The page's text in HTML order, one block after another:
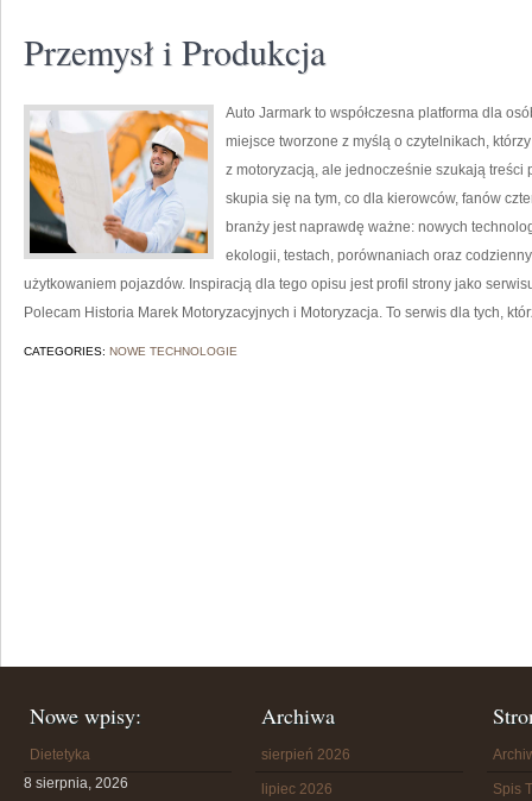
Przemysł i Produkcja
Auto Jarmark to współczesna platforma dla
miejsce tworzone z myślą o czytelnikach,
z motoryzacją, ale jednocześnie szukają
skupia się na tym, co dla kierowców, fanów
branży jest naprawdę ważne: nowych
ekologii, testach, porównaniach oraz
użytkowaniem pojazdów. Inspiracją dla tego opisu jest profil strony jako
Polecam Historia Marek Motoryzacyjnych i Motoryzacja. To serwis dla tych,
CATEGORIES: NOWE TECHNOLOGIE
Nowe wpisy:
Dietetyka
8 sierpnia, 2026
Archiwa
sierpień 2026
lipiec 2026 Spis